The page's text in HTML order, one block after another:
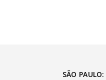
SÃO PAULO: